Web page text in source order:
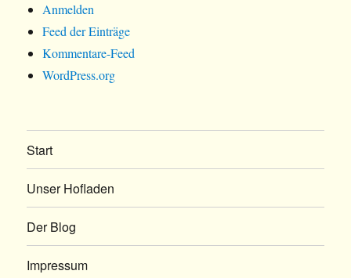
Anmelden
Feed der Einträge
Kommentare-Feed
WordPress.org
Start
Unser Hofladen
Der Blog
Impressum